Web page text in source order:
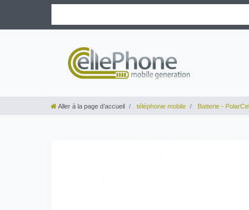
Aller à la page d’accueil téléphonie mobile Batterie - PolarCell